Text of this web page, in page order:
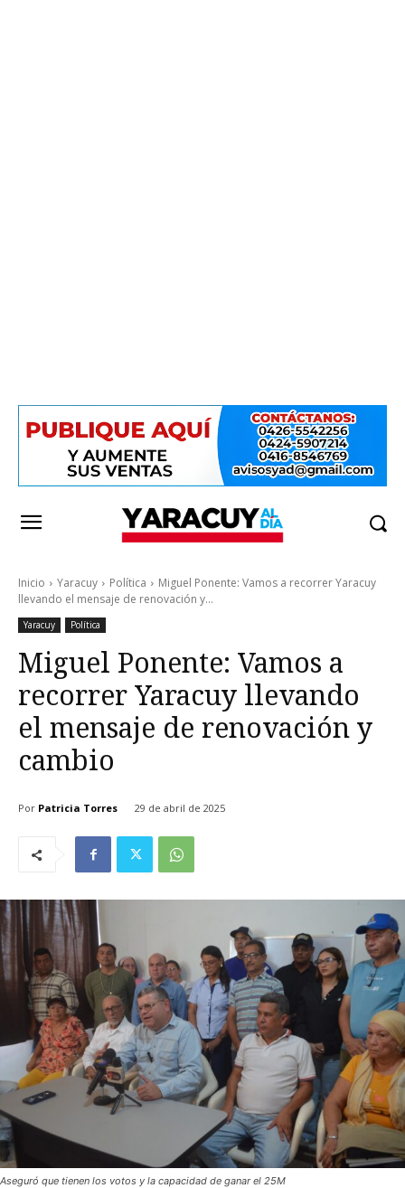
Inicio Yaracuy Política
Miguel Ponente: Vamos a recorrer Yaracuy
llevando el mensaje de renovación y...
Yaracuy Política
Miguel Ponente: Vamos a
recorrer Yaracuy llevando
el mensaje de renovación y
cambio
Por Patricia Torres 29 de abril de 2025
Aseguró que tienen los votos y la capacidad de ganar el 25M